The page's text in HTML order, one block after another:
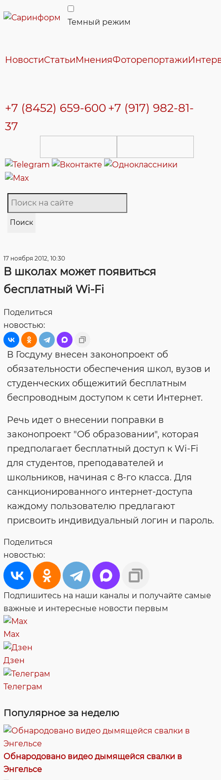
Темный режим
НовостиСтатьиМненияФоторепортажи
+7 (8452) 659-600 +7 (917) 982-81-
37
Поиск
17 ноября 2012, 10:30
В школах может появиться
бесплатный Wi-Fi
Поделиться
новостью:
В Госдуму внесен законопроект об
обязательности обеспечения школ, вузов и
студенческих общежитий бесплатным
беспроводным доступом к сети Интернет.
Речь идет о внесении поправки в
законопроект "Об образовании", которая
предполагает бесплатный доступ к Wi-Fi
для студентов, преподавателей и
школьников, начиная с 8-го класса. Для
санкционированного интернет-доступа
каждому пользователю предлагают
присвоить индивидуальный логин и пароль.
Поделиться
новостью:
Подпишитесь на наши каналы и получайте самые
важные и интересные новости первым
Max
Дзен
Телеграм
Популярное за неделю
Обнародовано видео дымящейся свалки в
Энгельсе